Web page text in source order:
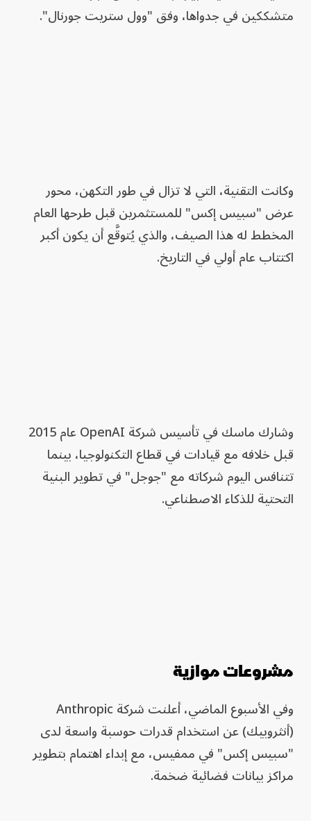
متشككين في جدواها، وفق "وول ستريت جورنال".
وكانت التقنية، التي لا تزال في طور التكهن، محور
عرض "سبيس إكس" للمستثمرين قبل طرحها العام
المخطط له هذا الصيف، والذي يُتوقَّع أن يكون أكبر
اكتتاب عام أولي في التاريخ.
وشارك ماسك في تأسيس شركة OpenAI عام 2015
قبل خلافه مع قيادات في قطاع التكنولوجيا، بينما
تتنافس اليوم شركاته مع "جوجل" في تطوير البنية
التحتية للذكاء الاصطناعي.
مشروعات موازية
وفي الأسبوع الماضي، أعلنت شركة Anthropic
(أنثروبيك) عن استخدام قدرات حوسبة واسعة لدى
"سبيس إكس" في ممفيس، مع إبداء اهتمام بتطوير
مراكز بيانات فضائية ضخمة.